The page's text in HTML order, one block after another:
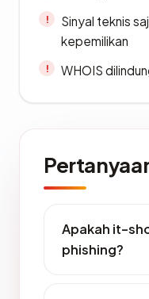
Sinyal teknis
kepemilikan
WHOIS
Apakah it-
phishing?